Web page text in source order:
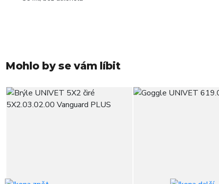
Mohlo by se vám líbit